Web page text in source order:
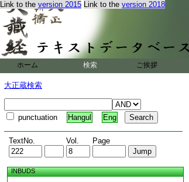
Link to the version 2015 Link to the version 2018
ホーム 検索 ご挨拶
大正蔵検索
punctuation Hangul Eng
TextNo. Vol. Page
INBUDS